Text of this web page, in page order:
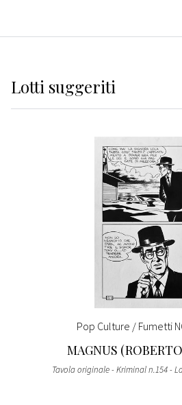
Lotti suggeriti
Pop Culture / Fumetti
MAGNUS
Tavola originale - Kriminal n.154 -